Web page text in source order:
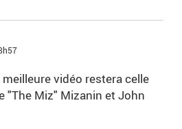
vidéo restera celle
"The Miz" Mizanin et John